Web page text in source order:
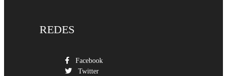
REDES
Facebook
Twitter